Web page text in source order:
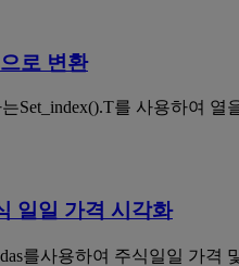
로 변환
Set_index().T를 사용하여
일일 가격 시각화
를사용하여 주식일일 가